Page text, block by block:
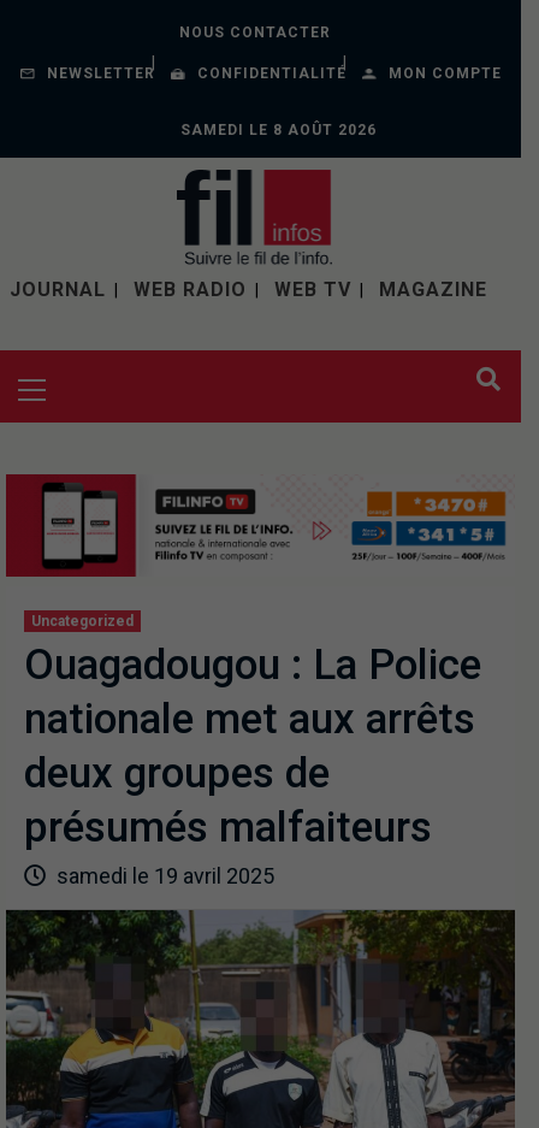
NOUS CONTACTER
NEWSLETTER CONFIDENTIALITÉ MON COMPTE
SAMEDI LE 8 AOÛT 2026
JOURNAL WEB RADIO WEB TV MAGAZINE
Uncategorized
Ouagadougou : La Police
nationale met aux arrêts
deux groupes de
présumés malfaiteurs
samedi le 19 avril 2025